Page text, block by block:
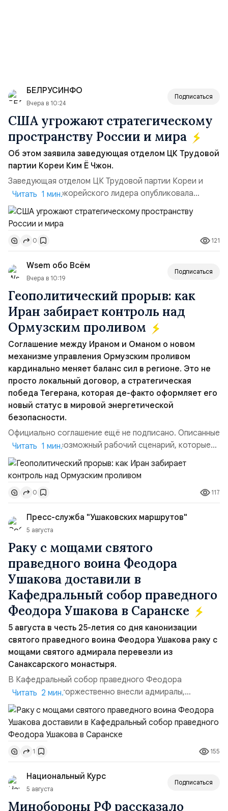
БЕЛРУСИНФО
Вчера в 10:24
Подписаться
США угрожают стратегическому
пространству России и мира
Об этом заявила заведующая отделом ЦК Трудовой
партии Кореи Ким Ё Чжон.
Заведующая отделом ЦК Трудовой партии Кореи и
сестра северокорейского лидера опубликовала
заявление для прессы в ответ на проведение Токио
совместных с флотом США запусков крылатых ракет
Томагавк.«Япония отбросила обманчивую видимость
„исключительно оборонительной страны“ и выносит
вопрос о собственном ядерном вооружении на
всеобщее обозрение, одновреме...
Читать 1 мин.
0 121
Wsem обо Всём
Вчера в 10:19
Подписаться
Геополитический прорыв: как
Иран забирает контроль над
Ормузским проливом
Соглашение между Ираном и Оманом о новом
механизме управления Ормузским проливом
кардинально меняет баланс сил в регионе. Это не
просто локальный договор, а стратегическая
победа Тегерана, которая де-факто оформляет его
новый статус в мировой энергетической
безопасности.
Официально соглашение ещё не подписано. Описанные
пункты — это возможный рабочий сценарий, которые
скорее всего будут реализованы.Разбираем ключевые
тезисы и последствия этого соглашения:. 1. Новые
доли контроля (75 на 25). Было: Ранее Иран и Оман
контролировали пролив на паритетных началах —
50/50. Стало: Новое соглашение закрепляет за
Ираном...
Читать 1 мин.
0 117
Пресс-служба "Ушаковских маршрутов"
5 августа
Раку с мощами святого
праведного воина Феодора
Ушакова доставили в
Кафедральный собор праведного
Феодора Ушакова в Саранске
5 августа в честь 25-летия со дня канонизации
святого праведного воина Феодора Ушакова раку с
мощами святого адмирала перевезли из
Санаксарского монастыря.
В Кафедральный собор праведного Феодора
Ушакова раку торжественно внесли адмиралы,
участвовавшие в канонизации святого праведного
воина Феодора Ушакова 25 лет назад:Адмирал
Владимир Прокофьевич Валуев, командующий
Балтийским флотом ВМФ России (2001–2006
гг.);Адмирал Владимир Петрович Комоедов,
командующий Черноморским флотом ВМФ России
(1998–2002 г...
Читать 2 мин.
1 155
Национальный Курс
5 августа
Подписаться
Минобороны РФ рассказало